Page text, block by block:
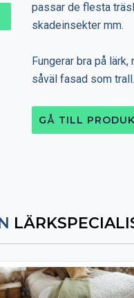
passar de flesta
skadeinsekter mm.
Fungerar bra på
såväl fasad som trall.
GÅ TILL